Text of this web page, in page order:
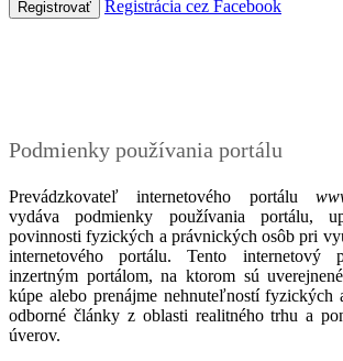
Registrácia cez Facebook
Podmienky používania portálu
Prevádzkovateľ internetového portálu
vydáva podmienky používania portálu,
povinnosti fyzických a právnických osôb pri
internetového portálu. Tento internetový
inzertným portálom, na ktorom sú
kúpe alebo prenájme nehnuteľností fyzických
odborné články z oblasti realitného trhu a
úverov.